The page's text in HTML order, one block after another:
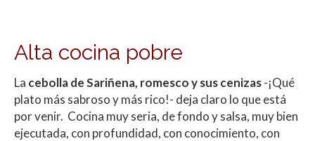
Alta cocina pobre
La cebolla de Sariñena, romesco y sus cenizas-¡Qué
plato más sabroso y más rico!- deja claro lo que está
por venir. Cocina muy seria, de fondo y salsa, muy bien
ejecutada, con profundidad, con conocimiento, con